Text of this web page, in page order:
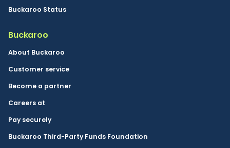
Buckaroo Status
Buckaroo
About Buckaroo
Customer service
Become a partner
Careers at
Pay securely
Buckaroo Third-Party Funds Foundation